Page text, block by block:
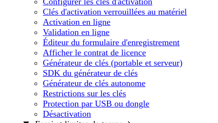
Clés d'activation verrouillées au matériel
Activation en ligne
Validation en ligne
Éditeur du formulaire d'enregistrement
Afficher le contrat de licence
Générateur de clés (portable et serveur)
SDK du générateur de clés
Générateur de clés autonome
Restrictions sur les clés
Protection par USB ou dongle
Désactivation